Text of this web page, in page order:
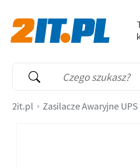
Wyszukiwarka
Słowo kluczowe
2it.pl Zasilacze Awaryjne UPS